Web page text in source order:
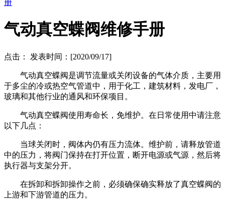
册
气动真空蝶阀维修手册
点击： 发表时间：[2020/09/17]
气动真空蝶阀是调节流量或关闭设备的气体介质，主要用
于多尘的冷或热空气管道中，用于化工，建筑材料，发电厂，
玻璃和其他行业的通风和环保项目。
气动真空蝶阀使用寿命长，免维护。在日常使用中请注意
以下几点：
当球关闭时，阀体内仍有压力流体。维护前，请释放管道
中的压力，将阀门保持在打开位置，断开电源或气源，然后将
执行器与支架分开。
在拆卸和拆卸操作之前，必须确保确实释放了真空蝶阀的
上游和下游管道的压力。